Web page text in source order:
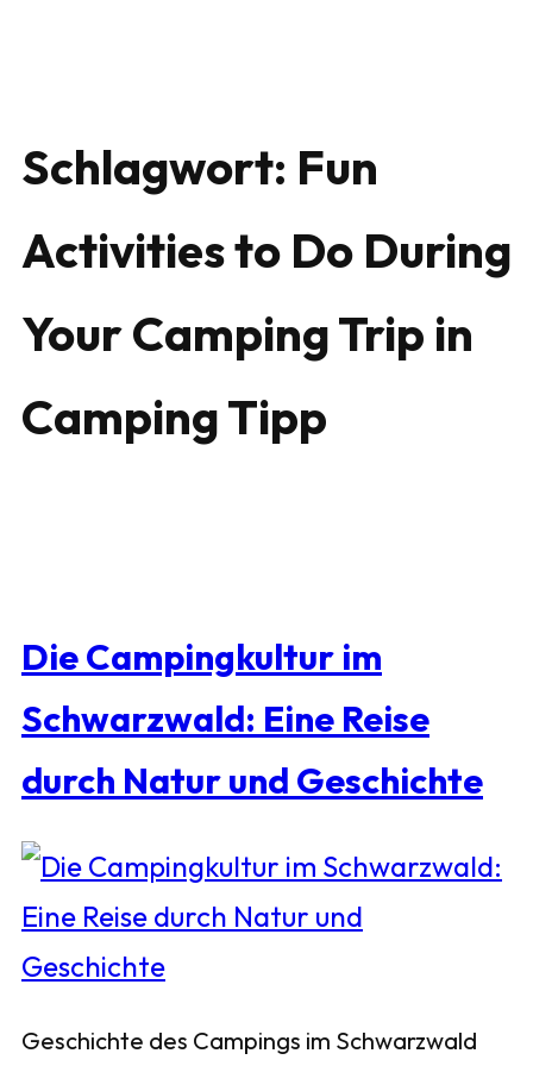
Schlagwort: Fun
Activities to Do During
Your Camping Trip in
Camping Tipp
Die Campingkultur im
Schwarzwald: Eine Reise
durch Natur und Geschichte
Geschichte des Campings im Schwarzwald